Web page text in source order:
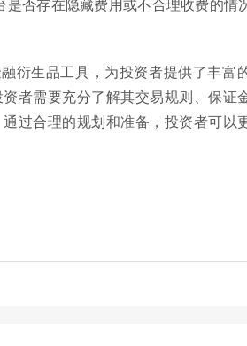
衍生品工具，为投资者提供了丰富
者需要充分了解其交易规则、保证
过合理的规划和准备，投资者可以